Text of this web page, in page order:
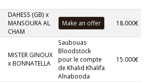
DAHESS (GB) x
MANSOURA AL
CHAM
18.000€
MISTER GINOUX
x BONNATELLA
Saubouas
Bloodstock
pour le compte
de Khalid Khalifa
Alnabooda
15.000€